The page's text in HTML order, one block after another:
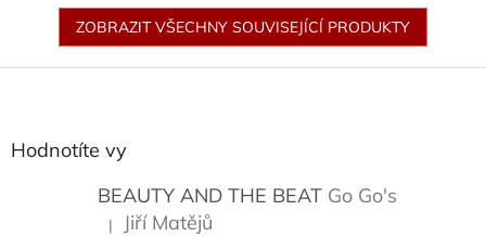
ZOBRAZIT VŠECHNY SOUVISEJÍCÍ PRODUKTY
Hodnotíte vy
BEAUTY AND THE BEAT Go Go's
Hodnocení produktu je 5 z 5 hvězdiček.
| Jiří Matějů